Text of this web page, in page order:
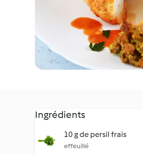
Ingrédients
10 g de persil frais
effeuillé